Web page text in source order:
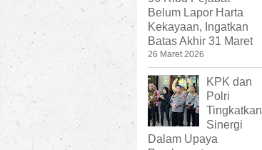
Belum Lapor Harta
Kekayaan, Ingatkan
Batas Akhir 31 Maret
26 Maret 2026
KPK dan
Polri
Tingkatkan
Sinergi
Dalam Upaya